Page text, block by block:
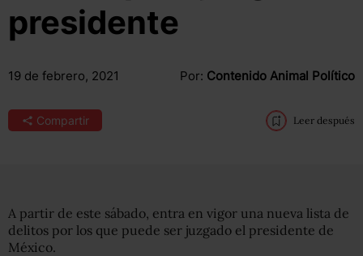
presidente
19 de febrero, 2021 Por: Contenido Animal Político
Compartir Leer después
A partir de este sábado, entra en vigor una nueva lista de
delitos por los que puede ser juzgado el presidente de
México.